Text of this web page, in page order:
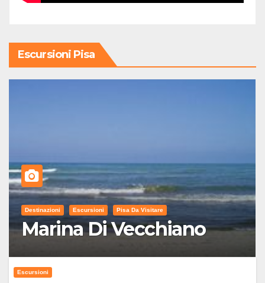
Escursioni Pisa
Destinazioni Escursioni Pisa Da Visitare
Marina Di Vecchiano
Escursioni